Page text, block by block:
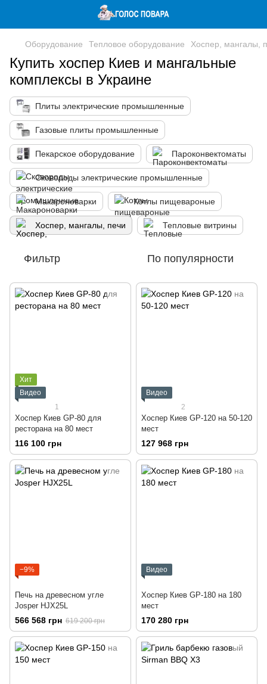
Оборудование Тепловое оборудование Хоспер, мангалы,
Купить хоспер Киев и мангальные
комплексы в Украине
Плиты электрические промышленные
Газовые плиты промышленные
Пекарское оборудование Пароконвектоматы
Сковороды электрические промышленные
Макароноварки Котлы пищевароные
Хоспер, мангалы, печи Тепловые витрины
Фильтр По популярности
Хит
Видео
1
Хоспер Киев GP-80 для
ресторана на 80 мест
116 100 грн
Видео
2
Хоспер Киев GP-120 на 50-120
мест
127 968 грн
−9%
Печь на древесном угле
Josper HJX25L
566 568 грн 619 200 грн
Видео
Хоспер Киев GP-180 на 180
мест
170 280 грн